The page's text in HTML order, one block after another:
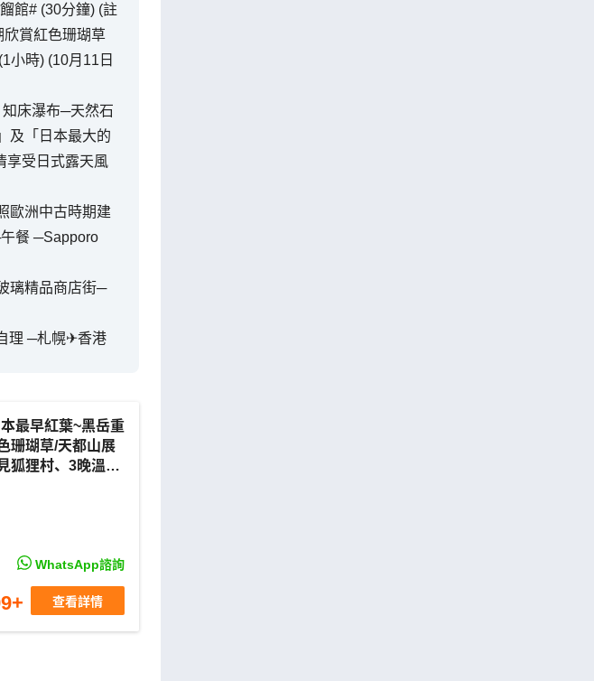
館# (30分鐘) (註
賞紅色珊瑚草
小時) (10月11日
床瀑布─天然石
及「日本最大的
享受日式露天風
歐洲中古時期建
餐 ─Sapporo
璃精品商店街─
理 ─札幌✈香港
最早紅葉~黑岳重
珊瑚草/天都山展
狐狸村、3晚溫泉
+ 查看詳情
WhatsApp諮詢